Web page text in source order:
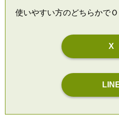
使いやすい方のどちらかでＯ
X